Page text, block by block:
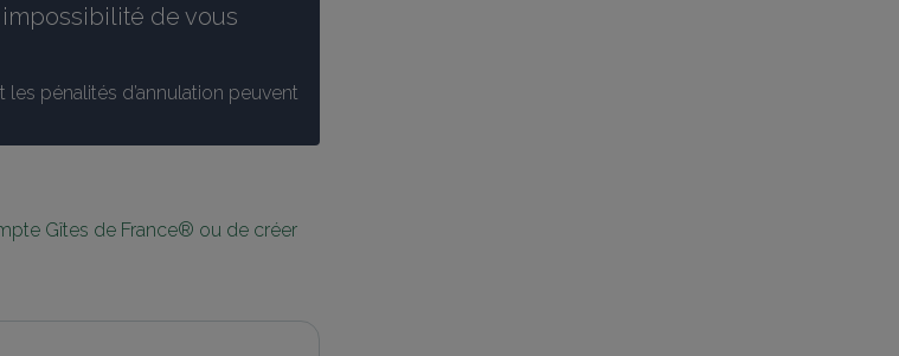
de vous
pénalités d’annulation peuvent
Gîtes de France® ou de créer